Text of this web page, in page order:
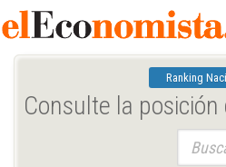
Ranking
Consulte la